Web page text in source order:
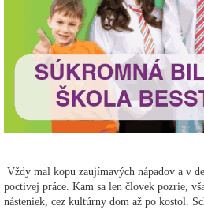
Vždy mal kopu zaujímavých nápadov a v
poctivej práce. Kam sa len človek pozrie,
násteniek, cez kultúrny dom až po kostol.